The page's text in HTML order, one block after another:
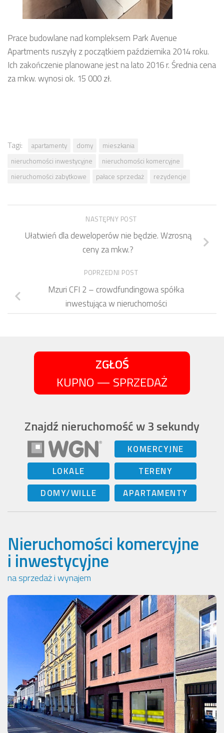
Prace budowlane nad kompleksem Park Avenue
Apartments ruszyły z początkiem października 2014 roku.
Ich zakończenie planowane jest na lato 2016 r. Średnia cena
za mkw. wynosi ok. 15 000 zł.
Tagi: apartamenty domy
mieszkania
nieruchomości inwestycyjne
nieruchomości komercyjne
nieruchomości zabytkowe
pałace sprzedaż rezydencje
NASTĘPNY POST
Ułatwień dla deweloperów nie będzie. Wzrosną
ceny za mkw.?
POPRZEDNI POST
Mzuri CFI 2 – crowdfundingowa spółka
inwestująca w nieruchomości
ZGŁOŚ
KUPNO — SPRZEDAŻ
Znajdź nieruchomość w 3 sekundy
KOMERCYJNE
LOKALE
TERENY
DOMY/WILLE
APARTAMENTY
Nieruchomości komercyjne
i inwestycyjne
na sprzedaż i wynajem